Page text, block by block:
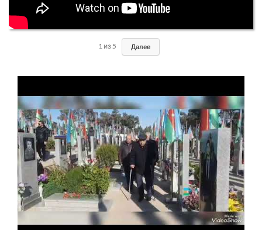
1 из5 Далее